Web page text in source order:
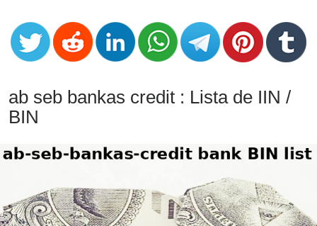
Credit
Card
Validator
Credit
Card
Generator
Random
Credit
Generator
Generate
ab seb bankas credit : Lista de IIN /
BIN